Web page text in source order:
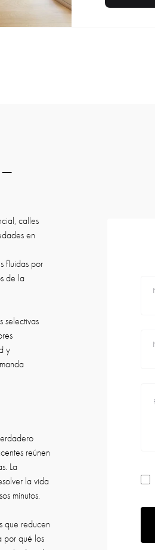
—
calles
en
fluidas por
de la
selectivas
y
reúnen
La
la vida
minutos.
que reducen
por qué los